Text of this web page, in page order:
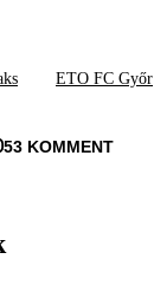
ETO FC Győr
53 KOMMENT